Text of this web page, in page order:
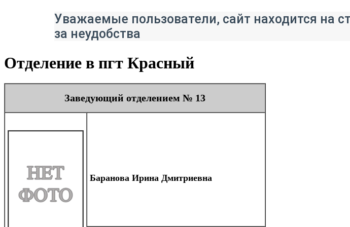
Уважаемые пользователи, сайт находится на
за неудобства
Отделение в пгт Красный
Заведующий отделением № 13
Баранова Ирина Дмитриевна